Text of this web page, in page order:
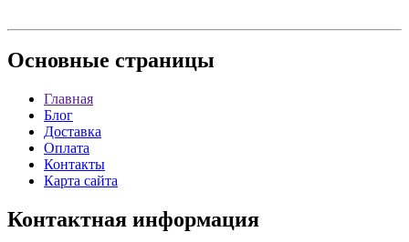
Основные страницы
Главная
Блог
Доставка
Оплата
Контакты
Карта сайта
Контактная информация